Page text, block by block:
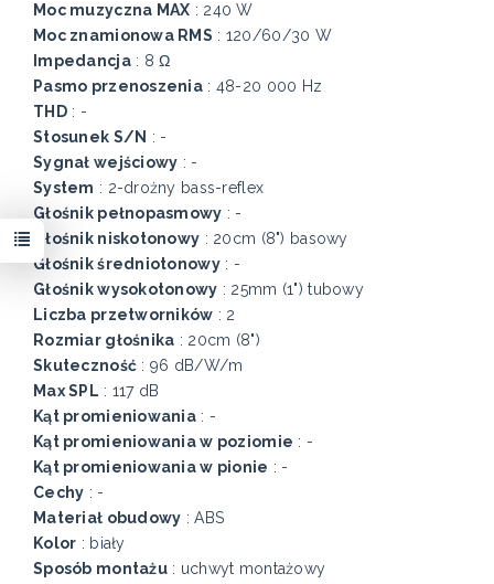
Moc muzyczna MAX : 240 W
Moc znamionowa RMS : 120/60/30 W
Impedancja: 8 Ω
Pasmo przenoszenia : 48-20 000 Hz
THD: -
Stosunek S/N : -
Sygnał wejściowy : -
System : 2-drożny bass-reflex
Głośnik pełnopasmowy : -
Głośnik niskotonowy : 20cm (8") basowy
Głośnik średniotonowy: -
Głośnik wysokotonowy : 25mm (1") tubowy
Liczba przetworników : 2
Rozmiar głośnika : 20cm (8")
Skuteczność : 96 dB/W/m
Max SPL : 117 dB
Kąt promieniowania : -
Kąt promieniowania w poziomie : -
Kąt promieniowania w pionie : -
Cechy : -
Materiał obudowy : ABS
Kolor : biały
Sposób montażu: uchwyt montażowy